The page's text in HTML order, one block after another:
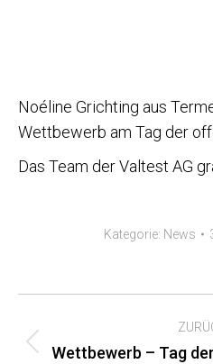
Noéline Grichting aus
Wettbewerb am Tag der
Das Team der Valtest AG
Kategorie: News
Wettbewerb – Tag